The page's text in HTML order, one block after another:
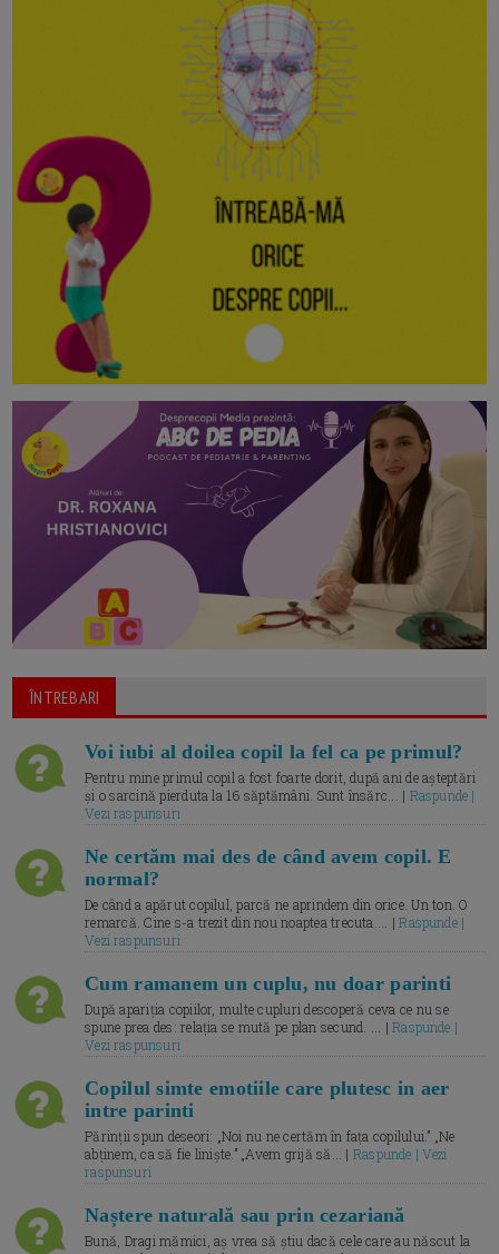
ÎNTREBARI
Voi iubi al doilea copil la fel ca pe primul?
Pentru mine primul copil a fost foarte dorit, după ani de așteptări
și o sarcină pierduta la 16 săptămâni. Sunt însărc... | Raspunde |
Vezi raspunsuri
Ne certăm mai des de când avem copil. E
normal?
De când a apărut copilul, parcă ne aprindem din orice. Un ton. O
remarcă. Cine s-a trezit din nou noaptea trecuta.... |Raspunde |
Vezi raspunsuri
Cum ramanem un cuplu, nu doar parinti
După apariția copiilor, multe cupluri descoperă ceva ce nu se
spune prea des: relația se mută pe plan secund. ... |Raspunde |
Vezi raspunsuri
Copilul simte emotiile care plutesc in aer
intre parinti
Părinții spun deseori: „Noi nu ne certăm în fața copilului.” „Ne
abținem, ca să fie liniște.” „Avem grijă să... | Raspunde | Vezi
raspunsuri
Naștere naturală sau prin cezariană
Bună, Dragi mămici, aș vrea să știu dacă cele care au născut la